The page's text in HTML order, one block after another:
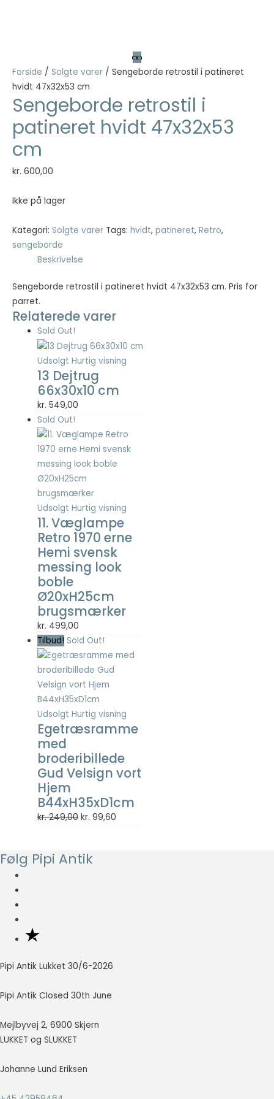
Forside / Solgte varer / Sengeborde retrostil i patineret
hvidt 47x32x53 cm
Sengeborde retrostil i
patineret hvidt 47x32x53
cm
kr. 600,00
Ikke på lager
Kategori: Solgte varer Tags: hvidt, patineret, Retro,
sengeborde
Beskrivelse
Sengeborde retrostil i patineret hvidt 47x32x53 cm. Pris for
parret.
Relaterede varer
Sold Out!
Udsolgt Hurtig visning
13 Dejtrug
66x30x10 cm
kr. 549,00
Sold Out!
Udsolgt Hurtig visning
11. Væglampe
Retro 1970 erne
Hemi svensk
messing look
boble
Ø20xH25cm
brugsmærker
kr. 499,00
Tilbud! Sold Out!
Udsolgt Hurtig visning
Egetræsramme
med
broderibillede
Gud Velsign vort
Hjem
B44xH35xD1cm
kr.249,00 Den
var:
kr. 99,60
Følg Pipi Antik
Pipi Antik Lukket 30/6-2026
Pipi Antik Closed 30th June
Mejlbyvej 2, 6900 Skjern
LUKKET og SLUKKET
Johanne Lund Eriksen
med at gøre en
hjemmeside
brugbar ved at
aktivere
grundlæggende
funktioner
navigation og
adgang til sikre
områder af
Hjemmesiden
ordentligt uden
disse cookies.
Statistisk
Statistisk
cookies
hjælper
webstedsejere
med at forstå,
hvordan de
besøgende
interagerer
hjemmesider
ved at
indsamle og
oplysninger
anonymt.
Oplevelse
For at vores
hjemmeside
skal fungere
så godt som
muligt under
dit besøg.
Hvis du
nægter disse
cookies,
forsvinder en
del
funktionalitet
hjemmesiden.
Marketing
Marketing
cookies
bruges til at
spore
besøgende
på tværs af
websites.
Hensigten er
der er
relevante og
dermed mere
værdifulde
og
annoncører.